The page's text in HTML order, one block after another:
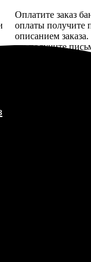
Оплатите заказ
оплаты получите
описанием
вы получите
чуть